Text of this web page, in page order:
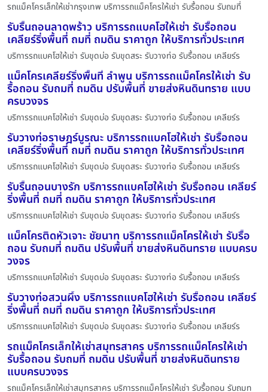
รถแม็คโครเล็กให้เช่ากรุงเทพ บริการรถแม็คโครให้เช่า รับรื้อถอน รับถมที่
รับรื้นถอนลาดพร้าว บริการรถแบคโฮให้เช่า รับรื้อถอน
เคลียร์ริ่งพื้นที่ ถมที่ ถมดิน ราคาถูก ให้บริการทั่วประเทศ
บริการรถแบคโฮให้เช่า รับขุดบ่อ รับขุดสระ รับวางท่อ รับรื้อถอน เคลียร์ร
แม็คโครเคลียร์ริ่งพื้นที่ ลำพูน บริการรถแม็คโครให้เช่า รับ
รื้อถอน รับถมที่ ถมดิน ปรับพื้นที่ ขายส่งหินดินทราย แบบ
ครบวงจร
บริการรถแบคโฮให้เช่า รับขุดบ่อ รับขุดสระ รับวางท่อ รับรื้อถอน เคลียร์ร
รับวางท่อราษฎร์บูรณะ บริการรถแบคโฮให้เช่า รับรื้อถอน
เคลียร์ริ่งพื้นที่ ถมที่ ถมดิน ราคาถูก ให้บริการทั่วประเทศ
บริการรถแบคโฮให้เช่า รับขุดบ่อ รับขุดสระ รับวางท่อ รับรื้อถอน เคลียร์ร
รับรื้นถอนบางรัก บริการรถแบคโฮให้เช่า รับรื้อถอน เคลียร์
ริ่งพื้นที่ ถมที่ ถมดิน ราคาถูก ให้บริการทั่วประเทศ
บริการรถแบคโฮให้เช่า รับขุดบ่อ รับขุดสระ รับวางท่อ รับรื้อถอน เคลียร์ร
แม็คโครติดหัวเจาะ ชัยนาท บริการรถแม็คโครให้เช่า รับรื้อ
ถอน รับถมที่ ถมดิน ปรับพื้นที่ ขายส่งหินดินทราย แบบครบ
วงจร
บริการรถแบคโฮให้เช่า รับขุดบ่อ รับขุดสระ รับวางท่อ รับรื้อถอน เคลียร์ร
รับวางท่อสวนผึ้ง บริการรถแบคโฮให้เช่า รับรื้อถอน เคลียร์
ริ่งพื้นที่ ถมที่ ถมดิน ราคาถูก ให้บริการทั่วประเทศ
บริการรถแบคโฮให้เช่า รับขุดบ่อ รับขุดสระ รับวางท่อ รับรื้อถอน เคลียร์ร
รถแม็คโครเล็กให้เช่าสมุทรสาคร บริการรถแม็คโครให้เช่า
รับรื้อถอน รับถมที่ ถมดิน ปรับพื้นที่ ขายส่งหินดินทราย
แบบครบวงจร
รถแม็คโครเล็กให้เช่าสมุทรสาคร บริการรถแม็คโครให้เช่า รับรื้อถอน รับถมท